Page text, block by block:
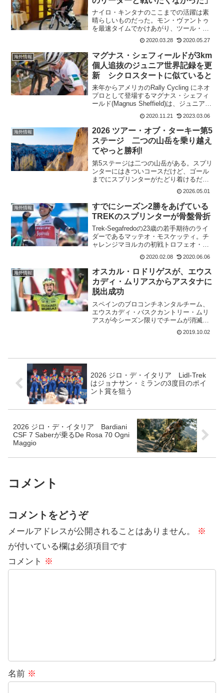
ナイロ・キンタナのここまでの活躍は素
晴らしいものだった。モン・ヴァントゥ
を最速タイムでかけあがり、ツール・
ド・ラ・プロヴァンス第3ステージで初勝
利。ツール・デュ・オー・ヴァルでも、
ティボー・ピノやロマン・バルデ、リッ
チー・ポートを破ってステ...
2020.03.28 2020.05.27
海外情報
マグナス・シェフィールドが3km
個人追抜のジュニア世界記録を更
新 シクロスタートに似ていると
来年からアメリカのRally Cycling にネオ
プロとして登場するマグナス・シェフィ
ールド(Magnus Sheffield)は、ジュニアの
3km個人追抜で世界記録を更新。コロラ
ド州のオリンピックトレーニングセンタ
ーで、3分6秒447の...
2020.11.21 2023.03.06
海外情報
2026 ツアー・オブ・ターキー第5
ステージ 二つの山岳を乗り越え
てやっと勝利!
第5ステージは二つの山岳がある。スプリ
ンターにはきついコースだけど、ゴール
までにスプリンターがたどり着けるだろ
うか。ここではクライマーが動き出しそ
うだ。第5ステージ パタラ～ケメル
180.7km6%近い登りなので、スプリンタ
ーにはきつい...
2026.05.01
海外情報
すでにシーズン2勝をあげている
TREKのスプリンターが骨盤骨折
Trek-Segafredoの23歳の若手期待のライ
ダーであるマッテオ・モスケッティ。チ
ャレンジマヨルカの初戦トロフェオ・フ
ェラニチ〜セス・サリーナス〜カンポ
ス〜プレラスで嬉しい復活勝利を飾った
のは、つい先日。なんと、マッテオ・モ
スケッティ...
2020.02.08 2020.06.06
海外情報
オスカル・ロドリゲスが、エウス
カディ・ムリアスからアスタナに
脱出成功
スペインのブロコンチネンタルチーム、
エウスカディ・バスクカントリー・ムリ
アスが今シーズン限りでチームが消滅す
ることが発表されたのは2日前。チーム消
滅をうけて20名いる選手の中から、第1号
2019.10.02
2026 ジロ・デ・イタリア Lidl-Trek
はジョナサン・ミランの3度目のポイ
ント賞を狙う
2026 ジロ・デ・イタリア Bardiani
CSF 7 Saberが乗るDe Rosa 70 Ogni
Maggio
コメント
コメントをどうぞ
メールアドレスが公開されることはありません。
※
が付いている欄は必須項目です
コメント ※
名前 ※